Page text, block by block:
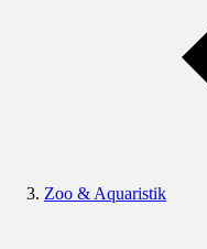
Zoo & Aquaristik